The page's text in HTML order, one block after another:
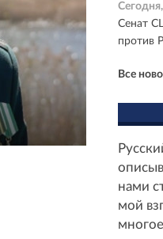
Сенат
против
Все
нами
мой